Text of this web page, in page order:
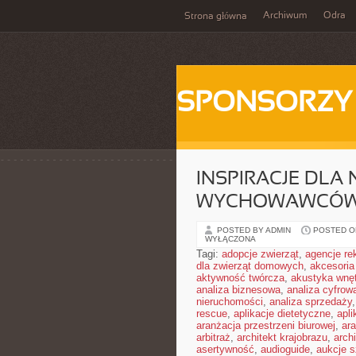
Strona główna Archiwum Odra
SPONSORZY
INSPIRACJE DLA
POSTED BY ADMIN POSTED
WYŁĄCZONA
Tagi: adopcje zwierząt, agencje
dla zwierząt domowych,
aktywność twórcza, akustyka
analiza biznesowa, analiza
nieruchomości, analiza sprzedaży,
rescue, aplikacje dietetyczne,
aranżacja przestrzeni biurowej,
arbitraż, architekt krajobrazu,
asertywność, audioguide, aukcje